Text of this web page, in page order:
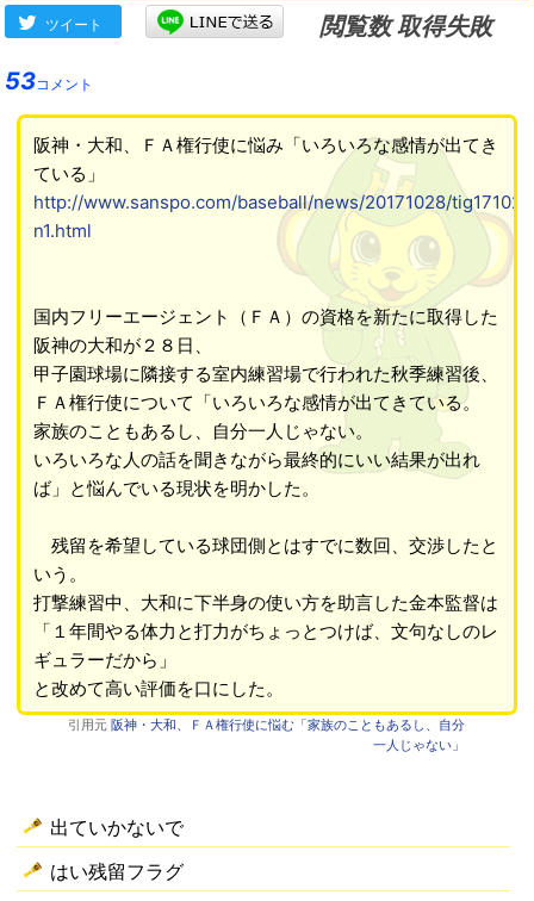
ツイート
閲覧数 取得失敗
53コメント
阪神・大和、ＦＡ権行使に悩み「いろいろな感情が出てき
ている」
http://www.sanspo.com/baseball/news/20171028/
n1.html
国内フリーエージェント（ＦＡ）の資格を新たに取得した
阪神の大和が２８日、
甲子園球場に隣接する室内練習場で行われた秋季練習後、
ＦＡ権行使について「いろいろな感情が出てきている。
家族のこともあるし、自分一人じゃない。
いろいろな人の話を聞きながら最終的にいい結果が出れ
ば」と悩んでいる現状を明かした。
残留を希望している球団側とはすでに数回、交渉したと
いう。
打撃練習中、大和に下半身の使い方を助言した金本監督は
「１年間やる体力と打力がちょっとつけば、文句なしのレ
ギュラーだから」
と改めて高い評価を口にした。
引用元 阪神・大和、ＦＡ権行使に悩む「家族のこともあるし、自分
一人じゃない」
出ていかないで
はい残留フラグ